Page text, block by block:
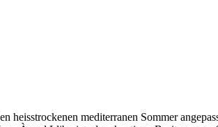
heisstrockenen mediterranen Sommer